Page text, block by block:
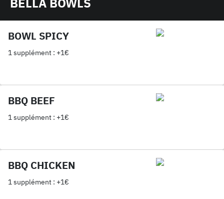
BOWL SPICY
1 supplément : +1€
BBQ BEEF
1 supplément : +1€
BBQ CHICKEN
1 supplément : +1€